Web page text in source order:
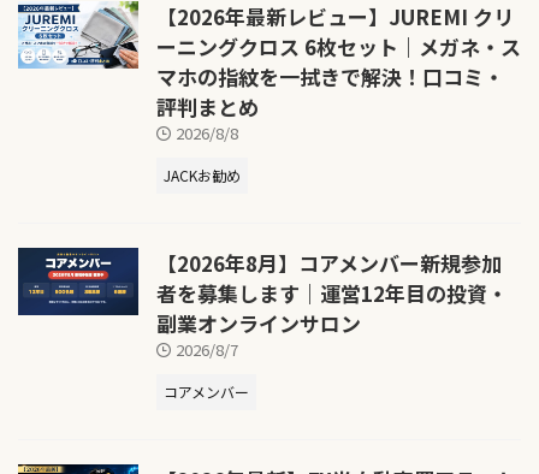
【2026年最新レビュー】JUREMI クリ
ーニングクロス 6枚セット｜メガネ・ス
マホの指紋を一拭きで解決！口コミ・
評判まとめ
2026/8/8
JACKお勧め
【2026年8月】コアメンバー新規参加
者を募集します｜運営12年目の投資・
副業オンラインサロン
2026/8/7
コアメンバー